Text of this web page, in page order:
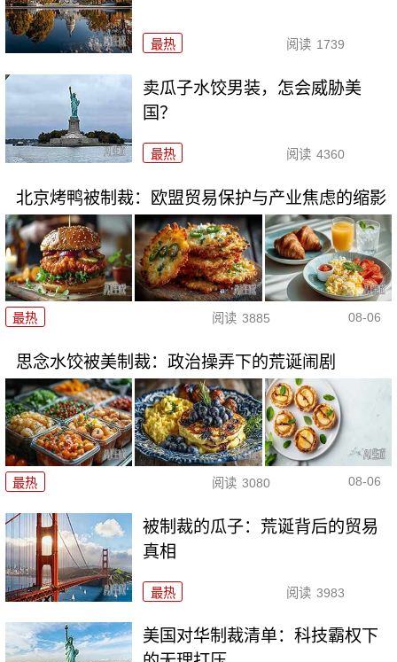
最热 阅读 1739
卖瓜子水饺男装，怎会威胁美
国？
最热 阅读 4360
北京烤鸭被制裁：欧盟贸易保护与产业焦虑的缩影
最热 阅读 3885 08-06
思念水饺被美制裁：政治操弄下的荒诞闹剧
最热 阅读 3080 08-06
被制裁的瓜子：荒诞背后的贸易
真相
最热 阅读 3983
美国对华制裁清单：科技霸权下